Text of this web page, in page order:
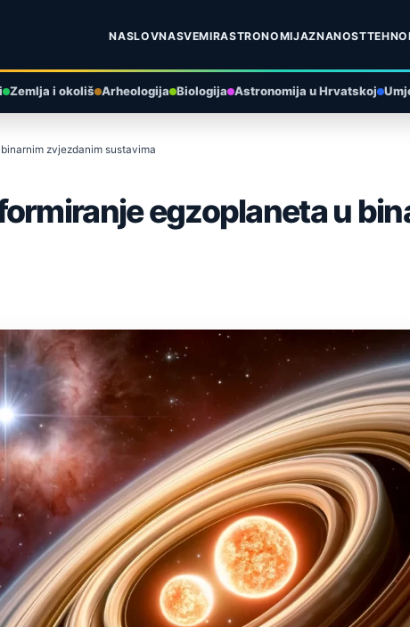
NASLOVNASVEMIRASTRONOMIJAZNANOST
Zemlja i okoliš Arheologija Biologija Astronomija u Hrvatskoj
zvjezdanim sustavima
egzoplaneta u